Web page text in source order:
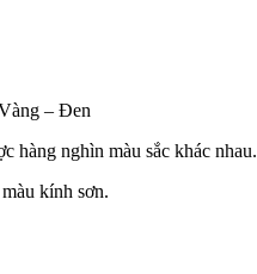
– Đen
hàng nghìn màu sắc khác nhau.
kính sơn.